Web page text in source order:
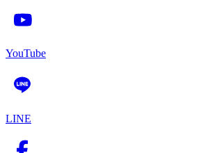
YouTube
LINE